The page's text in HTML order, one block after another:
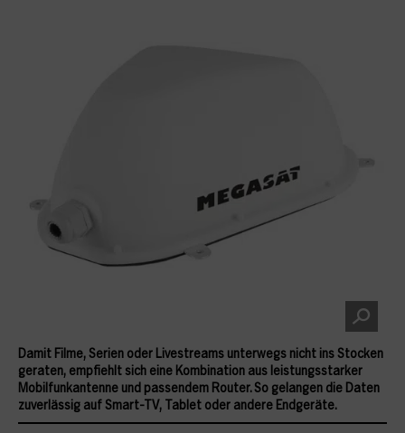
Damit Filme, Serien oder Livestreams unterwegs nicht ins Stocken
geraten, empfiehlt sich eine Kombination aus leistungsstarker
Mobilfunkantenne und passendem Router. So gelangen die Daten
zuverlässig auf Smart-TV, Tablet oder andere Endgeräte.